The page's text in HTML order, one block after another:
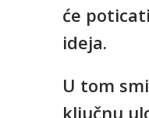
će
ideja.
U tom
ključnu